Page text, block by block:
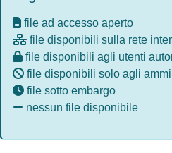
file ad accesso aperto
file disponibili sulla rete
file disponibili agli utenti
file disponibili solo agli
file sotto embargo
nessun file disponibile